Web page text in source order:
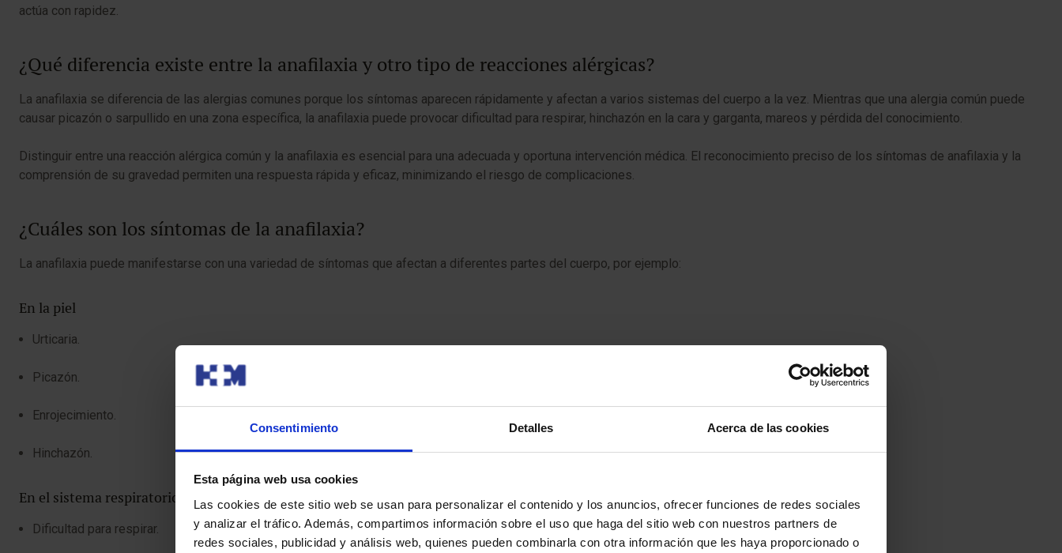
Consentimiento Detalles Acerca de las cookies
Esta página web usa cookies
Las cookies de este sitio web se usan para personalizar el contenido y los anuncios, ofrecer funciones de redes sociales
y analizar el tráfico. Además, compartimos información sobre el uso que haga del sitio web con nuestros partners de
redes sociales, publicidad y análisis web, quienes pueden combinarla con otra información que les haya proporcionado o
actúa con rapidez.
¿Qué diferencia existe entre la anafilaxia y otro tipo de reacciones alérgicas?
La anafilaxia se diferencia de las alergias comunes porque los síntomas aparecen rápidamente y afectan a varios sistemas del cuerpo a la vez. Mientras que una alergia común puede
causar picazón o sarpullido en una zona específica, la anafilaxia puede provocar dificultad para respirar, hinchazón en la cara y garganta, mareos y pérdida del conocimiento.
Distinguir entre una reacción alérgica común y la anafilaxia es esencial para una adecuada y oportuna intervención médica. El reconocimiento preciso de los síntomas de anafilaxia y la
comprensión de su gravedad permiten una respuesta rápida y eficaz, minimizando el riesgo de complicaciones.
¿Cuáles son los síntomas de la anafilaxia?
La anafilaxia puede manifestarse con una variedad de síntomas que afectan a diferentes partes del cuerpo, por ejemplo:
En la piel
Urticaria.
Picazón.
Enrojecimiento.
Hinchazón.
En el sistema respiratorio
Dificultad para respirar.